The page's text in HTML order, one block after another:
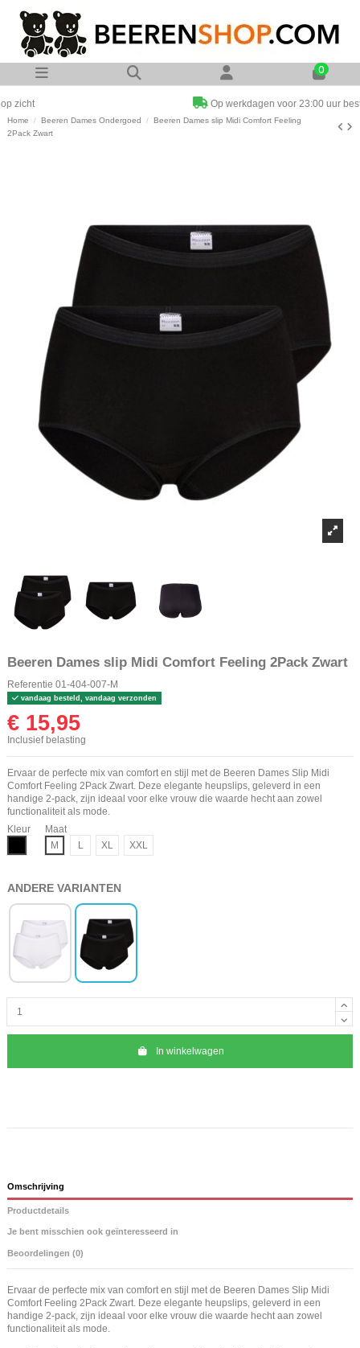
0
Op werkdagen voor 23:00 uur besteld zelfde dag verzonden
Home Beeren Dames Ondergoed
Beeren Dames slip Midi Comfort Feeling
2Pack Zwart
Beeren Dames slip Midi Comfort Feeling 2Pack Zwart
Referentie 01-404-007-M
vandaag besteld, vandaag verzonden
€ 15,95
Inclusief belasting
Ervaar de perfecte mix van comfort en stijl met de Beeren Dames Slip Midi
Comfort Feeling 2Pack Zwart. Deze elegante heupslips, geleverd in een
handige 2-pack, zijn ideaal voor elke vrouw die waarde hecht aan zowel
functionaliteit als mode.
Kleur
Maat
M
L XL XXL
ANDERE VARIANTEN
In winkelwagen
Omschrijving
Productdetails
Je bent misschien ook geïnteresseerd in
Beoordelingen (0)
Ervaar de perfecte mix van comfort en stijl met de Beeren Dames Slip Midi
Comfort Feeling 2Pack Zwart. Deze elegante heupslips, geleverd in een
handige 2-pack, zijn ideaal voor elke vrouw die waarde hecht aan zowel
functionaliteit als mode.